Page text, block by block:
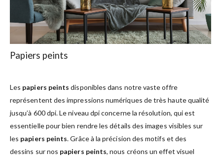
Papiers peints
Les papiers peints disponibles dans notre vaste offre
représentent des impressions numériques de très haute qualité
jusqu’à 600 dpi. Le niveau dpi concerne la résolution, qui est
essentielle pour bien rendre les détails des images visibles sur
les papiers peints. Grâce à la précision des motifs et des
dessins sur nos papiers peints, nous créons un effet visuel